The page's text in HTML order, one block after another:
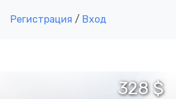
Регистрация / Вход
328 $